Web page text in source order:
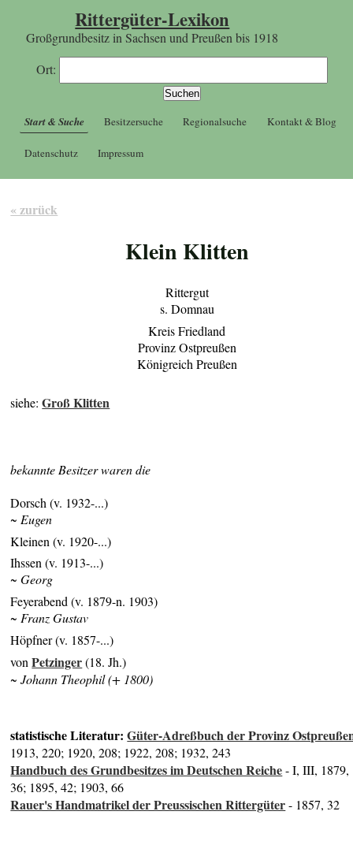
Rittergüter-Lexikon
Großgrundbesitz in Sachsen und Preußen bis 1918
Ort:
Start & Suche Besitzersuche Regionalsuche Kontakt & Blog
Datenschutz Impressum
« zurück
Klein Klitten
Rittergut
s. Domnau
Kreis Friedland
Provinz Ostpreußen
Königreich Preußen
siehe:Groß Klitten
bekannte Besitzer waren die
Dorsch (v. 1932-...)
~ Eugen
Kleinen (v. 1920-...)
Ihssen (v. 1913-...)
~ Georg
Feyerabend (v. 1879-n. 1903)
~ Franz Gustav
Höpfner (v. 1857-...)
vonPetzinger(18. Jh.)
~ Johann Theophil (+ 1800)
statistische Literatur:Güter-Adreßbuch der Provinz
1913, 220; 1920, 208; 1922, 208; 1932, 243
Handbuch des Grundbesitzes im Deutschen Reiche- I, III, 1879,
36; 1895, 42; 1903, 66
Rauer's Handmatrikel der Preussischen Rittergüter- 1857, 32